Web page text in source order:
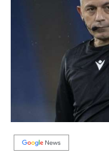
YAZARLAR
ULAŞIN
Künye